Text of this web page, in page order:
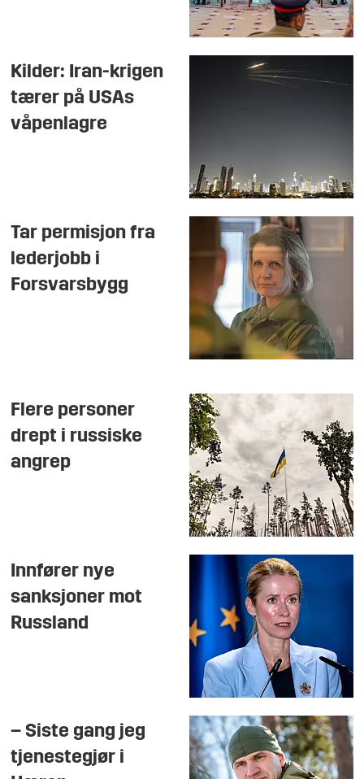
Kilder: Iran-krigen
tærer på USAs
våpenlagre
Tar permisjon fra
lederjobb i
Forsvarsbygg
Flere personer
drept i russiske
angrep
Innfører nye
sanksjoner mot
Russland
– Siste gang jeg
tjenestegjør i